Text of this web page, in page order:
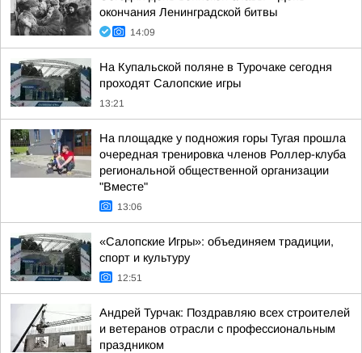
окончания Ленинградской битвы
14:09
На Купальской поляне в Турочаке сегодня
проходят Салопские игры
13:21
На площадке у подножия горы Тугая прошла
очередная тренировка членов Роллер-клуба
региональной общественной организации
"Вместе"
13:06
«Салопские Игры»: объединяем традиции,
спорт и культуру
12:51
Андрей Турчак: Поздравляю всех строителей
и ветеранов отрасли с профессиональным
праздником